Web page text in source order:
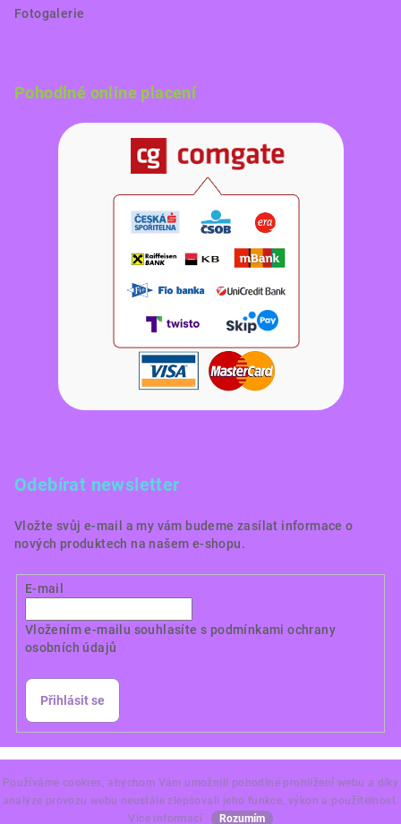
Používáme cookies, abychom Vám umožnili pohodlné prohlížení webu a díky
analýze provozu webu neustále zlepšovali jeho funkce, výkon a použitelnost.
Více informací
Rozumím
Fotogalerie
Pohodlné online placení
Odebírat newsletter
Vložte svůj e-mail a my vám budeme zasílat informace o
nových produktech na našem e-shopu.
E-mail
Vložením e-mailu souhlasíte s podmínkami ochrany
osobních údajů
Přihlásit se
vyhrazena.
Vytvořil Shoptet Premium